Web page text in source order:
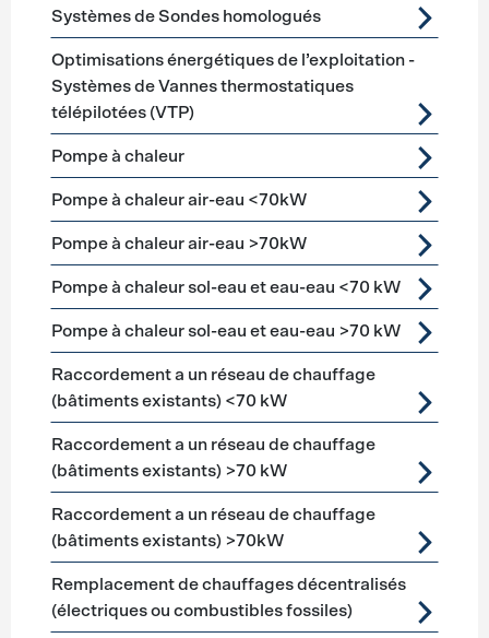
Systèmes de Sondes homologués
Optimisations énergétiques de l’exploitation -
Systèmes de Vannes thermostatiques
télépilotées (VTP)
Pompe à chaleur
Pompe à chaleur air-eau <70kW
Pompe à chaleur air-eau >70kW
Pompe à chaleur sol-eau et eau-eau <70 kW
Pompe à chaleur sol-eau et eau-eau >70 kW
Raccordement a un réseau de chauffage
(bâtiments existants) <70 kW
Raccordement a un réseau de chauffage
(bâtiments existants) >70 kW
Raccordement a un réseau de chauffage
(bâtiments existants) >70kW
Remplacement de chauffages décentralisés
(électriques ou combustibles fossiles)